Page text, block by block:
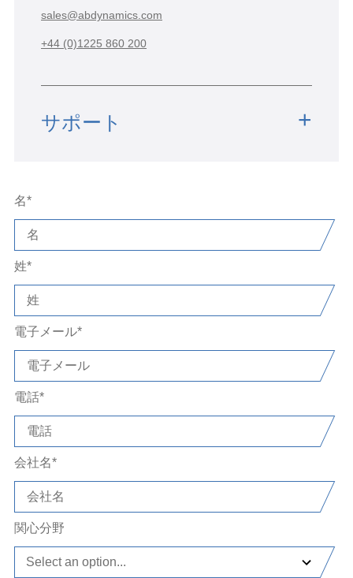
sales@abdynamics.com
+44 (0)1225 860 200
サポート
でFAQや資料をご参照ください。アカウントをお持ち
してください。
トラック試験のサポート
tracksupport@abdynamics.com
ラボテストサポート
+44 (0)1225 860 200
名*
姓*
電子メール*
電話*
会社名*
関心分野
Select an option...